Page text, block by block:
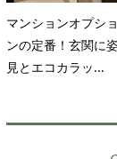
マンションオプショ
ンの定番！玄関に
見とエコカラッ...